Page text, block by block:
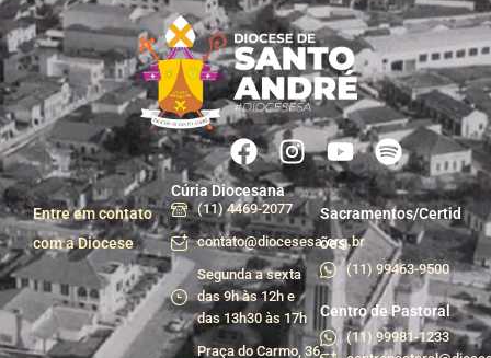
Entre em contato
com a Diocese
Cúria Diocesana
(11) 4469-2077
contato@diocesesa.org.br
Segunda a sexta
das 9h às 12h e
das 13h30 às 17h
Praça do Carmo, 36
Sacramentos/Certid
ões
(11) 99463-9500
Centro de Pastoral
(11) 99981-1233